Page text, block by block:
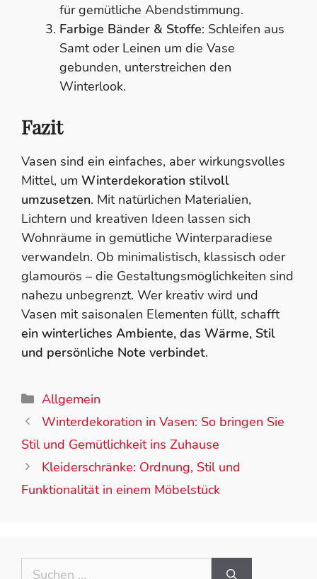
für gemütliche Abendstimmung.
Farbige Bänder & Stoffe: Schleifen aus
Samt oder Leinen um die Vase
gebunden, unterstreichen den
Winterlook.
Fazit
Vasen sind ein einfaches, aber wirkungsvolles
Mittel, um Winterdekoration stilvoll
umzusetzen. Mit natürlichen Materialien,
Lichtern und kreativen Ideen lassen sich
Wohnräume in gemütliche Winterparadiese
verwandeln. Ob minimalistisch, klassisch oder
glamourös – die Gestaltungsmöglichkeiten sind
nahezu unbegrenzt. Wer kreativ wird und
Vasen mit saisonalen Elementen füllt, schafft
ein winterliches Ambiente, das Wärme, Stil
und persönliche Note verbindet.
Allgemein
Winterdekoration in Vasen: So bringen Sie
Stil und Gemütlichkeit ins Zuhause
Kleiderschränke: Ordnung, Stil und
Funktionalität in einem Möbelstück